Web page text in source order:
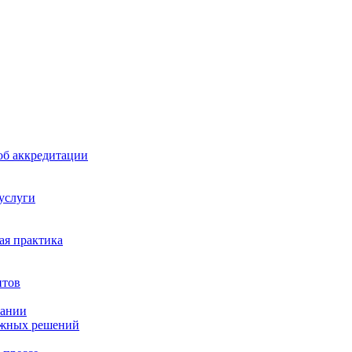
аккредитации
практика
решений